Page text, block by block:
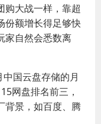
购大战一样，靠超
份额增长得足够快
家自然会悉数离
国云盘存储的月
网盘排名前三，
背景，如百度、腾